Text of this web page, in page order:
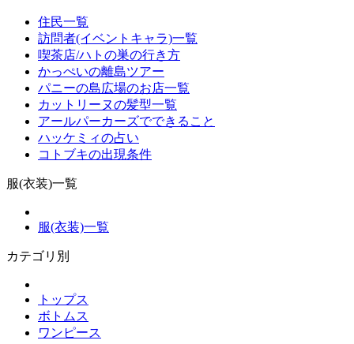
住民一覧
訪問者(イベントキャラ)一覧
喫茶店/ハトの巣の行き方
かっぺいの離島ツアー
パニーの島広場のお店一覧
カットリーヌの髪型一覧
アールパーカーズでできること
ハッケミィの占い
コトブキの出現条件
服(衣装)一覧
服(衣装)一覧
カテゴリ別
トップス
ボトムス
ワンピース